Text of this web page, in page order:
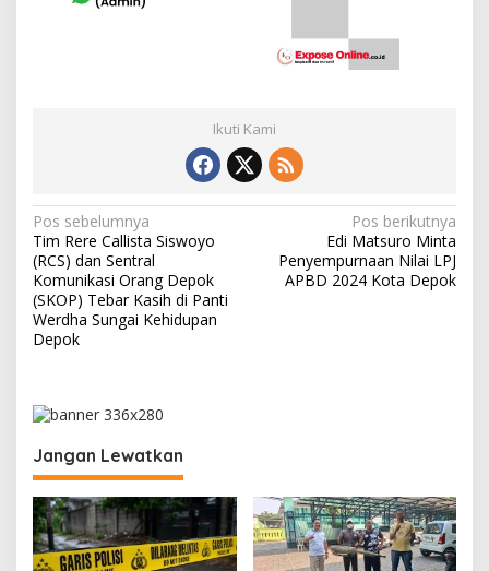
Ikuti Kami
N
a
v
i
g
s
i
p
o
s
Pos sebelumnya
Tim Rere Callista Siswoyo
(RCS) dan Sentral
Komunikasi Orang Depok
(SKOP) Tebar Kasih di Panti
Werdha Sungai Kehidupan
Depok
Pos berikutnya
Edi Matsuro Minta
Penyempurnaan Nilai LPJ
APBD 2024 Kota Depok
Jangan Lewatkan